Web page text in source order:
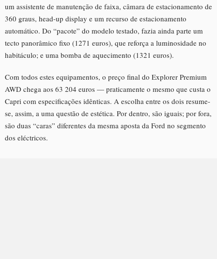
um assistente de manutenção de faixa, câmara de estacionamento de
360 graus, head-up display e um recurso de estacionamento
automático. Do “pacote” do modelo testado, fazia ainda parte um
tecto panorâmico fixo (1271 euros), que reforça a luminosidade no
habitáculo; e uma bomba de aquecimento (1321 euros).
Com todos estes equipamentos, o preço final do Explorer Premium
AWD chega aos 63 204 euros — praticamente o mesmo que custa o
Capri com especificações idênticas. A escolha entre os dois resume-
se, assim, a uma questão de estética. Por dentro, são iguais; por fora,
são duas “caras” diferentes da mesma aposta da Ford no segmento
dos eléctricos.